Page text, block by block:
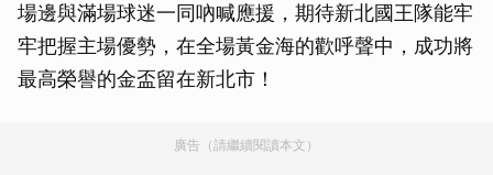
場邊與滿場球迷一同吶喊應援，期待新北國王隊能牢
牢把握主場優勢，在全場黃金海的歡呼聲中，成功將
最高榮譽的金盃留在新北市！
廣告（請繼續閱讀本文）